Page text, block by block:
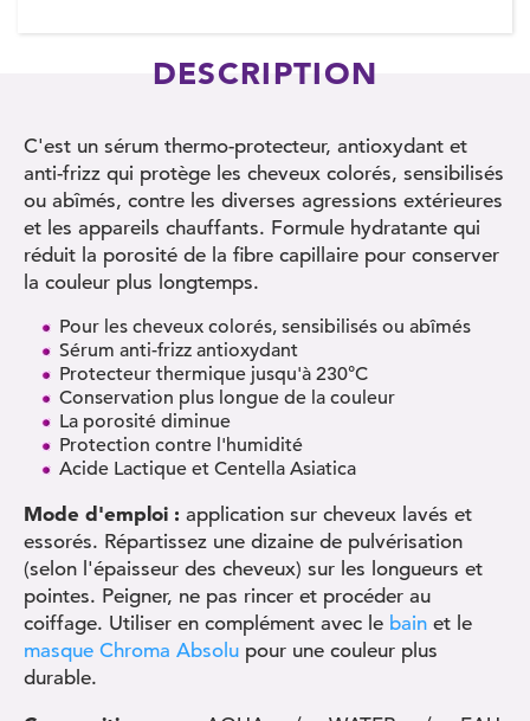
DESCRIPTION
C'est un sérum thermo-protecteur, antioxydant et
anti-frizz qui protège les cheveux colorés, sensibilisés
ou abîmés, contre les diverses agressions extérieures
et les appareils chauffants. Formule hydratante qui
réduit la porosité de la fibre capillaire pour conserver
la couleur plus longtemps.
Pour les cheveux colorés, sensibilisés ou abîmés
Sérum anti-frizz antioxydant
Protecteur thermique jusqu'à 230°C
Conservation plus longue de la couleur
La porosité diminue
Protection contre l'humidité
Acide Lactique et Centella Asiatica
Mode d'emploi : application sur cheveux lavés et
essorés. Répartissez une dizaine de pulvérisation
(selon l'épaisseur des cheveux) sur les longueurs et
pointes. Peigner, ne pas rincer et procéder au
coiffage. Utiliser en complément avec le bain et le
masque Chroma Absolu pour une couleur plus
durable.